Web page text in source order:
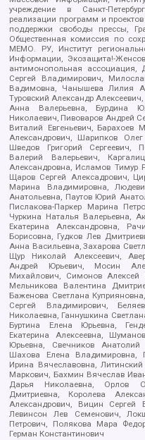
учреждение в Санкт-
реализации программ и
поддержки свободы прессы,
Общественная комиссия по
МЕМО. РУ, Институт
Информации, Экозащита!-
антимонопольная ассоциация,
Сергей Владимирович,
Вадимовна, Чанышева Лилия
Туровский Александр
Анна Валерьевна, Бурдина
Николаевич, Пивоваров Андрей
Виталий Евгеньевич, Барахоев
Александрович, Шарипков
Шведов Григорий Сергеевич,
Валерий Валерьевич,
Александровна, Исламов Тимур
Щаров Сергей Алексадрович,
Марина Владимировна,
Анатольевна, Паутов Юрий
Пислакова-Паркер Марина
Чуркина Наталья Валерьевна,
Екатерина Александровна,
Борисовна, Гудков Лев
Анна Васильевна, Захарова
Щур Николай Алексеевич,
Андрей Юрьевич, Мосин
Михайлович, Симонов Алексей
Мельникова Валентина
Баженова Светлана
Сергей Владимирович,
Николаевна, Ганнушкина
Буртина Елена Юрьевна,
Екатерина Алексеевна,
Юрьевна, Свечников
Шахова Елена Владимировна,
Ирина Вячеславовна,
Маркович, Бахмин Вячеслав
Дарья Николаевна, Орлов
Дмитриевна, Королева
Александрович, Вицин Сергей
Левинсон Лев Семенович,
Петрович, Полякова Мара
Герман Константинович